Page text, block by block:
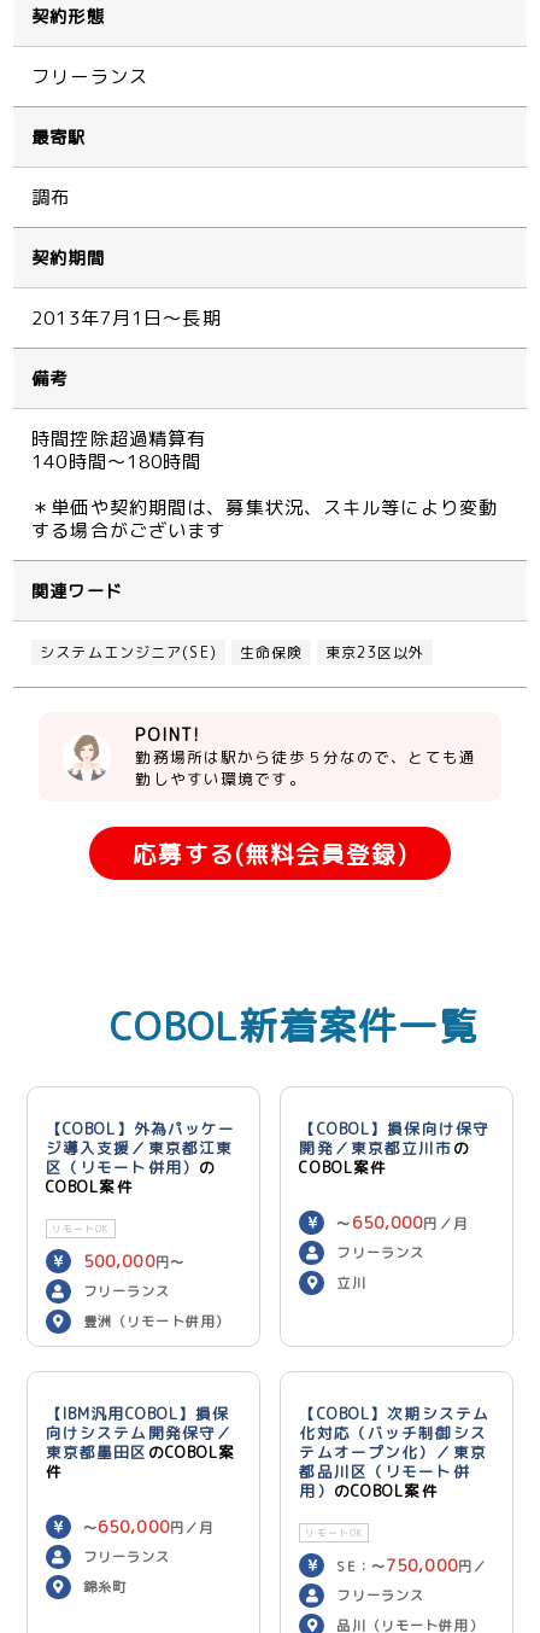
契約形態
フリーランス
最寄駅
調布
契約期間
2013年7月1日～長期
備考
時間控除超過精算有
140時間～180時間
＊単価や契約期間は、募集状況、スキル等により変動
する場合がございます
関連ワード
システムエンジニア(SE) 生命保険 東京23区以外
POINT!
勤務場所は駅から徒歩５分なので、とても通
勤しやすい環境です。
応募する(無料会員登録)
COBOL新着案件一覧
【COBOL】外為パッケー
ジ導入支援／東京都江東
区（リモート併用） の
COBOL案件
リモートOK
500,000円〜
600,000 円／月
フリーランス
豊洲（リモート併用）
【COBOL】損保向け保守
開発／東京都立川市の
COBOL案件
〜 650,000円／月
フリーランス
立川
【IBM汎用COBOL】損保
向けシステム開発保守／
東京都墨田区 のCOBOL案
件
〜650,000円／月
フリーランス
錦糸町
【COBOL】次期システム
化対応（バッチ制御シス
テムオープン化）／東京
都品川区（リモート併
用） のCOBOL案件
リモートOK
SE：〜750,000円／
月 PG：〜700,000
／月
フリーランス
品川（リモート併用）